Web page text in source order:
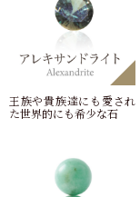
王族や貴族達にも愛され
た世界的にも希少な石